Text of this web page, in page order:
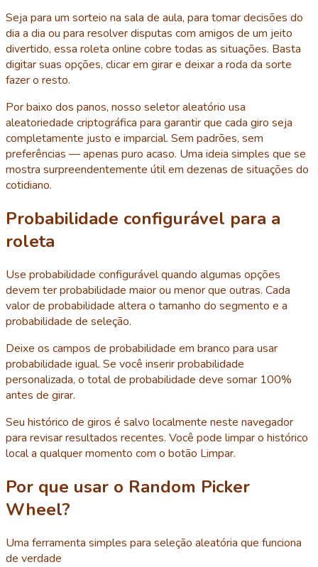
Seja para um sorteio na sala de aula, para tomar decisões do
dia a dia ou para resolver disputas com amigos de um jeito
divertido, essa roleta online cobre todas as situações. Basta
digitar suas opções, clicar em girar e deixar a roda da sorte
fazer o resto.
Por baixo dos panos, nosso seletor aleatório usa
aleatoriedade criptográfica para garantir que cada giro seja
completamente justo e imparcial. Sem padrões, sem
preferências — apenas puro acaso. Uma ideia simples que se
mostra surpreendentemente útil em dezenas de situações do
cotidiano.
Probabilidade configurável para a
roleta
Use probabilidade configurável quando algumas opções
devem ter probabilidade maior ou menor que outras. Cada
valor de probabilidade altera o tamanho do segmento e a
probabilidade de seleção.
Deixe os campos de probabilidade em branco para usar
probabilidade igual. Se você inserir probabilidade
personalizada, o total de probabilidade deve somar 100%
antes de girar.
Seu histórico de giros é salvo localmente neste navegador
para revisar resultados recentes. Você pode limpar o histórico
local a qualquer momento com o botão Limpar.
Por que usar o Random Picker
Wheel?
Uma ferramenta simples para seleção aleatória que funciona
de verdade